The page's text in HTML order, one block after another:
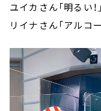
ユイカさん「明るい！
リイナさん「アルコ